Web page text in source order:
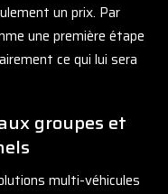
un prix. Par
une première étape
ce qui lui sera
groupes et
multi-véhicules